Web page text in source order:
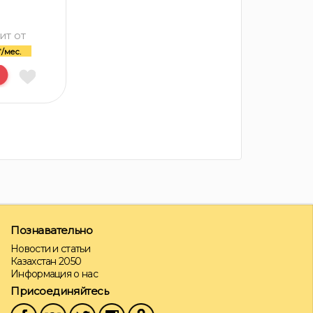
от
мес.
Познавательно
Новости и статьи
Казахстан 2050
Информация о нас
Присоединяйтесь